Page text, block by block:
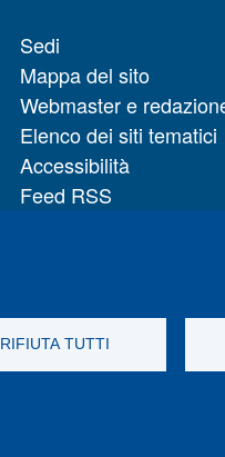
RIFIUTA TUTTI
Sedi
Mappa del sito
Webmaster e
Elenco dei siti tematici
Accessibilità
Feed RSS